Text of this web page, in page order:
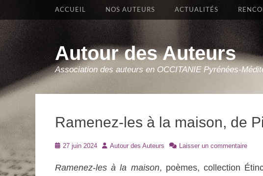
Autour des Auteurs
Association des auteurs en OCCITANIE Pyrénées-
Premier Menu
Aller
ACCUEIL NOS AUTEURS ACTUALITÉS
Ramenez-les à la maison, de
Posté27 juin 2024 Auteur
Autour des Auteurs Laisser un commentaire
Ramenez-les à la maison, poèmes, collection